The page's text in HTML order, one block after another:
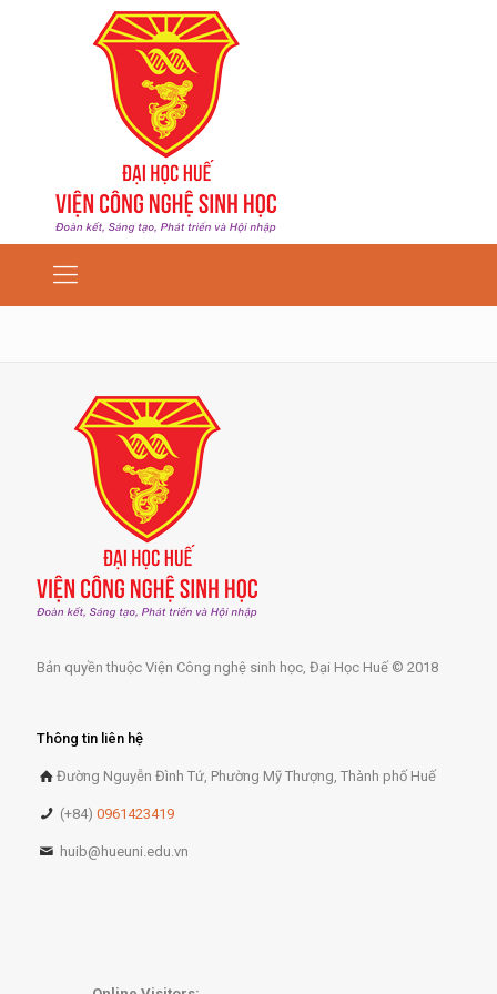
Bản quyền thuộc Viện Công nghệ sinh học, Đại Học Huế © 2018
Thông tin liên hệ
Đường Nguyễn Đình Tứ, Phường Mỹ Thượng, Thành phố Huế
(+84)0961423419
huib@hueuni.edu.vn